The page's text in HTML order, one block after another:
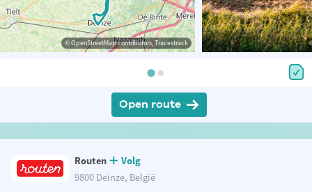
© OpenStreetMap contributors, Tracestrack
Open route
Routen
Volg
9800 Deinze, België